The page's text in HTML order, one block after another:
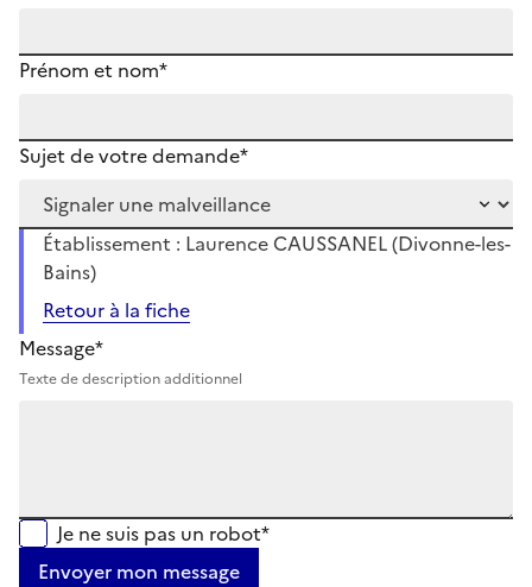
Prénom et nom*
Sujet de votre demande*
Établissement : Laurence CAUSSANEL (Divonne-les-
Bains)
Retour à la fiche
Message*
Texte de description additionnel
Je ne suis pas un robot*
Envoyer mon message